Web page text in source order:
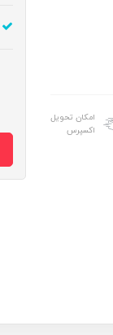
امکان تحویل
اکسپرس